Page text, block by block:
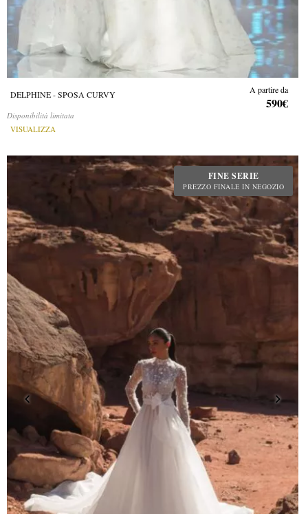
DELPHINE - SPOSA CURVY
Disponibilità limitata
VISUALIZZA
A partire da
590€
FINE SERIE
PREZZO FINALE IN NEGOZIO